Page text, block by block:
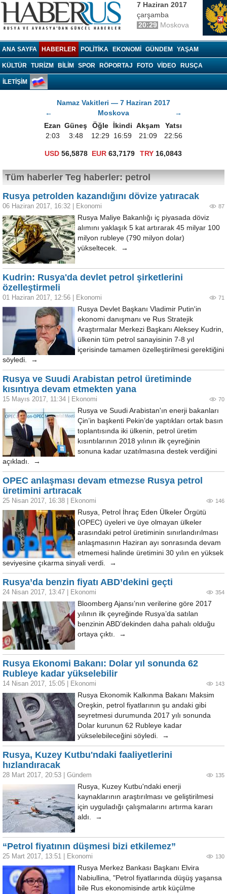
7 Haziran 2017
çarşamba
20:29 Moskova
ANA SAYFA HABERLER POLITIKA EKONOMI GÜNDEM YAŞAM
KÜLTÜR TURIZM BILIM SPOR RÖPORTAJ FOTO VIDEO RUSÇA
İLETİŞİM
Namaz Vakitleri — 7 Haziran 2017
←
Moskova
→
Ezan Güneş Öğle İkindi Akşam
Yatsı
2:03
3:48 12:29 16:59 21:09 22:56
USD 56,5878 EUR 63,7179 TRY16,0843
Tüm haberler Teg haberler: petrol
Rusya petrolden kazandığını dövize yatıracak
06 Haziran 2017, 16:32 Ekonomi 87
Rusya Maliye Bakanlığı iç piyasada döviz
alımını yaklaşık 5 kat artırarak 45 milyar 100
milyon rubleye (790 milyon dolar)
yükseltecek. →
Kudrin: Rusya'da devlet petrol şirketlerini
özelleştirmeli
01 Haziran 2017, 12:56 Ekonomi 71
Rusya Devlet Başkanı Vladimir Putin'in
ekonomi danışmanı ve Rus Stratejik
Araştırmalar Merkezi Başkanı Aleksey Kudrin,
ülkenin tüm petrol sanayisinin 7-8 yıl
içerisinde tamamen özelleştirilmesi gerektiğini
söyledi. →
Rusya ve Suudi Arabistan petrol üretiminde
kısıntıya devam etmekten yana
15 Mayıs 2017, 11:34 Ekonomi 70
Rusya ve Suudi Arabistan'ın enerji bakanları
Çin’in başkenti Pekin’de yaptıkları ortak basın
toplantısında iki ülkenin, petrol üretim
kısıntılarının 2018 yılının ilk çeyreğinin
sonuna kadar uzatılmasına destek verdiğini
açıkladı. →
OPEC anlaşması devam etmezse Rusya petrol
üretimini artıracak
25 Nisan 2017, 16:38 Ekonomi 146
Rusya, Petrol İhraç Eden Ülkeler Örgütü
(OPEC) üyeleri ve üye olmayan ülkeler
arasındaki petrol üretiminin sınırlandırılması
anlaşmasının Haziran ayı sonrasında devam
etmemesi halinde üretimini 30 yılın en yüksek
seviyesine çıkarma sinyali verdi. →
Rusya’da benzin fiyatı ABD’dekini geçti
24 Nisan 2017, 13:47 Ekonomi 354
Bloomberg Ajansı’nın verilerine göre 2017
yılının ilk çeyreğinde Rusya’da satılan
benzinin ABD’dekinden daha pahalı olduğu
ortaya çıktı. →
Rusya Ekonomi Bakanı: Dolar yıl sonunda 62
Rubleye kadar yükselebilir
14 Nisan 2017, 15:05 Ekonomi 143
Rusya Ekonomik Kalkınma Bakanı Maksim
Oreşkin, petrol fiyatlarının şu andaki gibi
seyretmesi durumunda 2017 yılı sonunda
Dolar kurunun 62 Rubleye kadar
yükselebileceğini söyledi. →
Rusya, Kuzey Kutbu'ndaki faaliyetlerini
hızlandıracak
28 Mart 2017, 20:53 Gündem 135
Rusya, Kuzey Kutbu'ndaki enerji
kaynaklarının araştırılması ve geliştirilmesi
için uyguladığı çalışmalarını artırma kararı
aldı. →
“Petrol fiyatının düşmesi bizi etkilemez”
25 Mart 2017, 13:51 Ekonomi 130
Rusya Merkez Bankası Başkanı Elvira
Nabiullina, "Petrol fiyatlarında düşüş yaşansa
bile Rus ekonomisinde artık küçülme